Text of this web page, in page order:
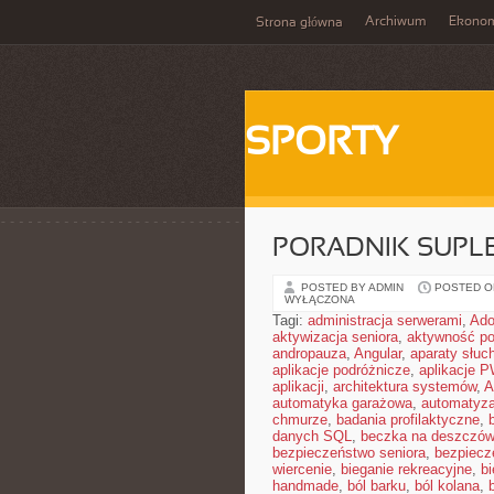
Strona główna Archiwum
SPORTY
PORADNIK
POSTED BY ADMIN POSTED
WYŁĄCZONA
Tagi: administracja serwerami,
aktywizacja seniora, aktywność
andropauza, Angular, aparaty
aplikacje podróżnicze, aplikacje
aplikacji, architektura systemów,
automatyka garażowa,
chmurze, badania profilaktyczne,
danych SQL, beczka na
bezpieczeństwo seniora,
wiercenie, bieganie rekreacyjne,
handmade, ból barku, ból kolana,